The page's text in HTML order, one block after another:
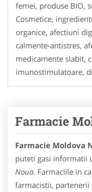
femei, produse BIO,
Cosmetice,
organice, afectiuni
calmente-antistres,
medicamente slabit,
imunostimulatoare,
Farmacie
Farmacie Moldova
puteti gasi informatii
Noua. Farmaciile in
farmacistii, partenerii